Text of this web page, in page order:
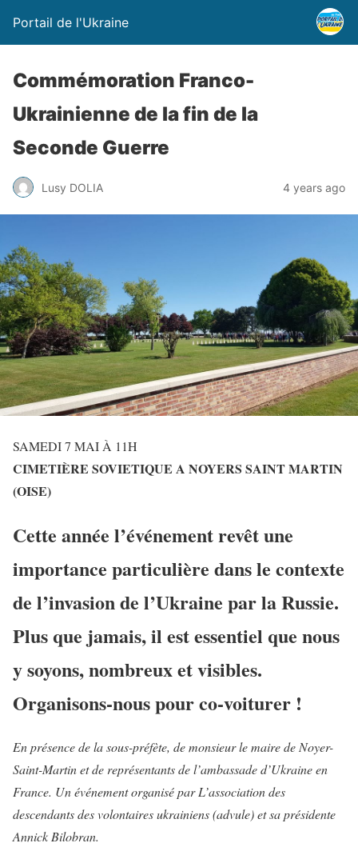
Portail de l'Ukraine
Commémoration Franco-
Ukrainienne de la fin de la
Seconde Guerre
Lusy DOLIA 4 years ago
SAMEDI 7 MAI À 11H
CIMETIÈRE SOVIETIQUE A NOYERS SAINT MARTIN
(OISE)
Cette année l’événement revêt une
importance particulière dans le contexte
de l’invasion de l’Ukraine par la Russie.
Plus que jamais, il est essentiel que nous
y soyons, nombreux et visibles.
Organisons-nous pour co-voiturer !
En présence de la sous-préfète, de monsieur le maire de Noyer-
Saint-Martin et de représentants de l’ambassade d’Ukraine en
France. Un événement organisé par L’association des
descendants des volontaires ukrainiens (advule) et sa présidente
Annick Bilobran.